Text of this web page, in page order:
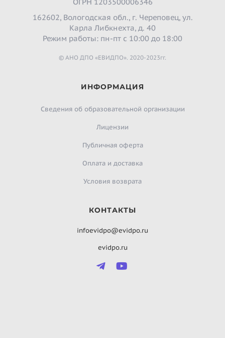
162602, Вологодская обл., г. Череповец, ул.
Карла Либкнехта, д. 40
Режим работы: пн-пт с 10:00 до 18:00
© АНО ДПО «ЕВИДПО». 2020-2023гг.
ИНФОРМАЦИЯ
Сведения об образовательной организации
Лицензии
Публичная оферта
Оплата и доставка
Условия возврата
КОНТАКТЫ
infoevidpo@evidpo.ru
evidpo.ru